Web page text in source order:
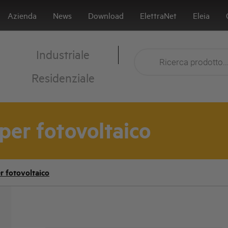
Azienda News Download ElettraNet Eleia
Industriale
Residenziale
fotovoltaico
fotovoltaico